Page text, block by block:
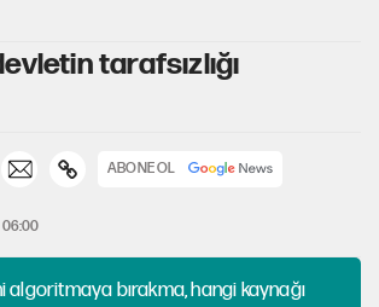
tarafsızlığı
ABONE OL
06:00
bırakma, hangi kaynağı